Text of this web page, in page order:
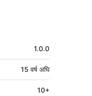
1.0.0
15 वर्ष अघि
10+